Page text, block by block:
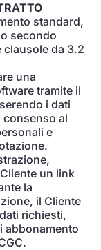
standard,
secondo
da 3.2
una
tramite il
i dati
al
e
un link
la
il Cliente
richiesti,
abbonamento